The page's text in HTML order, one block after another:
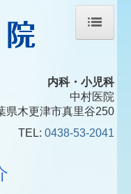
内科・小児科
中村医院
県木更津市真里谷250
TEL: 0438-53-2041